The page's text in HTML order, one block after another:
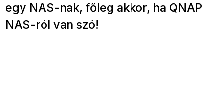
egy NAS-nak, főleg akkor, ha QNAP
NAS-ról van szó!